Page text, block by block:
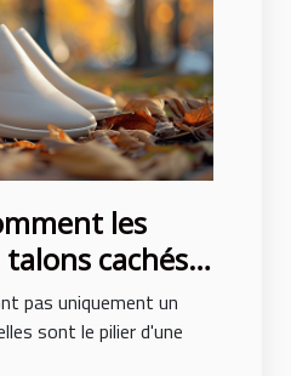
les
cachés
votre
pas uniquement un
sont le pilier d'une